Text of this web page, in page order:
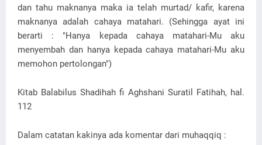
dan tahu maknanya maka ia telah murtad/ kafir, karena
maknanya adalah cahaya matahari. (Sehingga ayat ini
berarti : "Hanya kepada cahaya matahari-Mu aku
menyembah dan hanya kepada cahaya matahari-Mu aku
memohon pertolongan")
Kitab Balabilus Shadihah fi Aghshani Suratil Fatihah, hal.
112
Dalam catatan kakinya ada komentar dari muhaqqiq :